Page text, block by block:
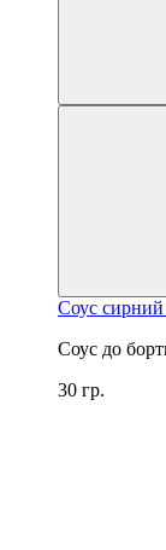
Соус сирний
Соус до
30 гр.